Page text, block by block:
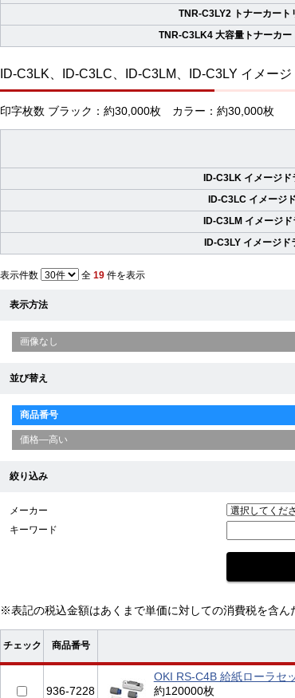
TNR-C3LY2 トナーカート
TNR-C3LK4 大容量トナーカー
ID-C3LK、ID-C3LC、ID-C3LM、ID-C3LY イメージ
印字枚数 ブラック：約30,000枚 カラー：約30,000枚
ID-C3LK イメージ
ID-C3LC イメージ
ID-C3LM イメージ
ID-C3LY イメージ
表示件数 全 19 件を表示
表示方法
画像なし
並び替え
商品番号
価格—高い
絞り込み
メーカー
キーワード
※表記の税込金額はあくまで単価に対しての消費税を含ん
チェック 商品番号
936-7228
OKI RS-C4B 給紙ローラセ
約120000枚